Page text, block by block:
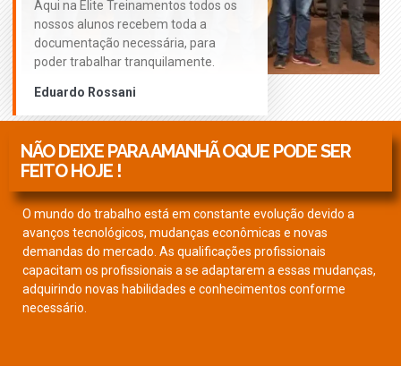
Aqui na Elite Treinamentos todos os
nossos alunos recebem toda a
documentação necessária, para
poder trabalhar tranquilamente.
Eduardo Rossani
NÃO DEIXE PARA AMANHÃ OQUE PODE SER
FEITO HOJE !
O mundo do trabalho está em constante evolução devido a
avanços tecnológicos, mudanças econômicas e novas
demandas do mercado. As qualificações profissionais
capacitam os profissionais a se adaptarem a essas mudanças,
adquirindo novas habilidades e conhecimentos conforme
necessário.